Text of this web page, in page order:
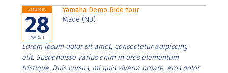
Saturday
28
MARCH
Yamaha Demo Ride tour
Made (NB)
Lorem ipsum dolor sit amet, consectetur adipiscing
elit. Suspendisse varius enim in eros elementum
tristique. Duis cursus, mi quis viverra ornare, eros dolor